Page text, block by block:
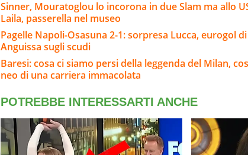
Sinner, Mouratoglou lo incorona in due Slam ma allo
Laila, passerella nel museo
Pagelle Napoli-Osasuna 2-1: sorpresa Lucca, eurogol
Anguissa sugli scudi
Baresi: cosa ci siamo persi della leggenda del Milan,
neo di una carriera immacolata